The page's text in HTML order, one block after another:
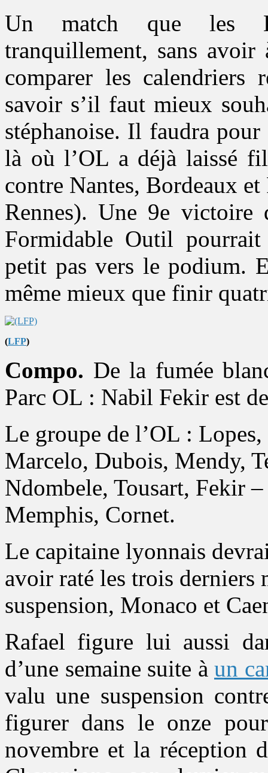
Un match que les
tranquillement, sans
comparer les calendriers
savoir s’il faut mieux
stéphanoise. Il faudra
là où l’OL a déjà laissé
contre Nantes, Bordeaux
Rennes). Une 9e victoire
Formidable Outil
petit pas vers le podium.
même mieux que finir
(LFP)
Compo. De la fumée
Parc OL : Nabil Fekir est
Le groupe de l’OL :
Marcelo, Dubois, Mendy,
Ndombele, Tousart, Fekir
Memphis, Cornet.
Le capitaine lyonnais
avoir raté les trois derniers
suspension, Monaco et
Rafael figure lui aussi
d’une semaine suite à un
valu une suspension
figurer dans le onze
novembre et la réception